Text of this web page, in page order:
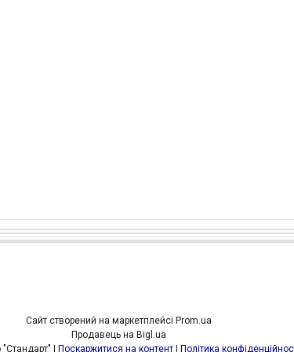
Сайт створений на маркетплейсі Prom.ua
Продавець на Bigl.ua
Підприємство "Стандарт" | Поскаржитися на контент | Політика